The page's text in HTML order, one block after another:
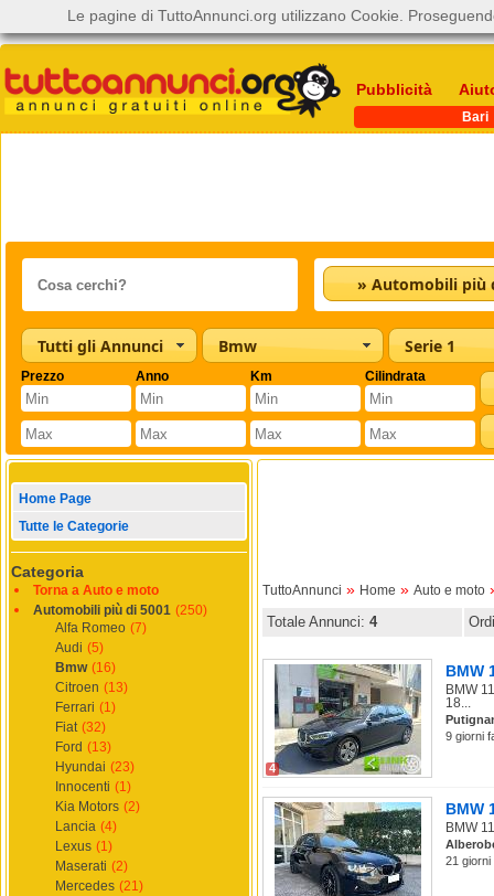
Pubblicità
Bari
Tutti gli Annunci Bmw Serie 1
Prezzo Anno Km Cilindrata
Home Page
Tutte le Categorie
Categoria
Torna a Auto e moto
Automobili più di 5001 (250)
Alfa Romeo (7)
Audi (5)
Bmw (16)
Citroen (13)
Ferrari (1)
Fiat (32)
Ford (13)
Hyundai (23)
Innocenti (1)
Kia Motors (2)
Lancia (4)
Lexus (1)
Maserati (2)
Mercedes (21)
TuttoAnnunci » Home » Auto e moto
Totale Annunci: 4
4
BMW
BMW
18...
9 giorni
BMW
BMW
21 giorni
Le pagine di TuttoAnnunci.org utilizzano Cookie.